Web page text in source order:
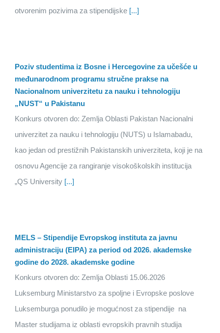
otvorenim pozivima za stipendijske [...]
Poziv studentima iz Bosne i Hercegovine za učešće u
međunarodnom programu stručne prakse na
Nacionalnom univerzitetu za nauku i tehnologiju
„NUST“ u Pakistanu
Konkurs otvoren do: Zemlja Oblasti Pakistan Nacionalni
univerzitet za nauku i tehnologiju (NUTS) u Islamabadu,
kao jedan od prestižnih Pakistanskih univerziteta, koji je na
osnovu Agencije za rangiranje visokoškolskih institucija
„QS University [...]
MELS – Stipendije Evropskog instituta za javnu
administraciju (EIPA) za period od 2026. akademske
godine do 2028. akademske godine
Konkurs otvoren do: Zemlja Oblasti 15.06.2026
Luksemburg Ministarstvo za spoljne i Evropske poslove
Luksemburga ponudilo je mogućnost za stipendije na
Master studijama iz oblasti evropskih pravnih studija